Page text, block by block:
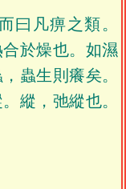
曰凡痹之類。
於燥也。如濕
蟲生則癢矣。
縱，弛縱也。